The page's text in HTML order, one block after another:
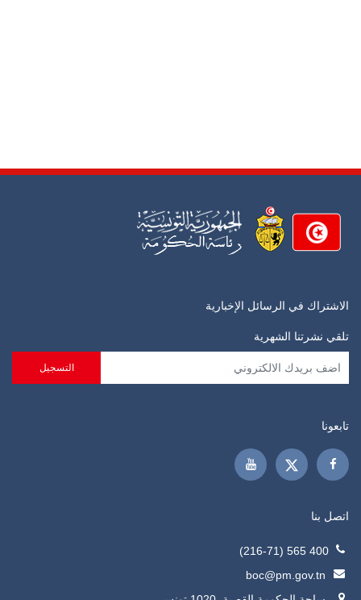
الاشتراك في الرسائل الإخبارية
تلقي نشرتنا الشهرية
تابعونا
اتصل بنا
400 565 (216-71)
boc@pm.gov.tn